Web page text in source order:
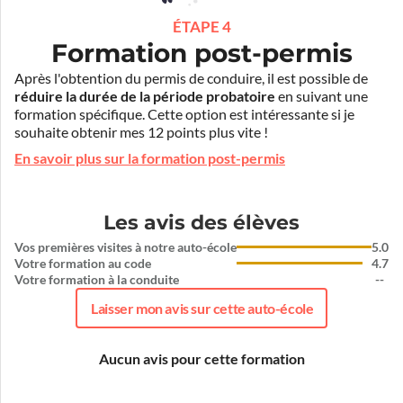
ÉTAPE 4
Formation post-permis
Après l'obtention du permis de conduire, il est possible de
réduire la durée de la période probatoire en suivant une
formation spécifique. Cette option est intéressante si je
souhaite obtenir mes 12 points plus vite !
En savoir plus sur la formation post-permis
Les avis des élèves
Vos premières visites à notre auto-école
Votre formation au code
Votre formation à la conduite
5.0
4.7
--
Laisser mon avis sur cette auto-école
Aucun avis pour cette formation